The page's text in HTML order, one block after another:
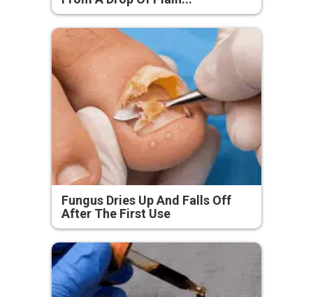
Fungus Dries Up And Falls Off
After The First Use